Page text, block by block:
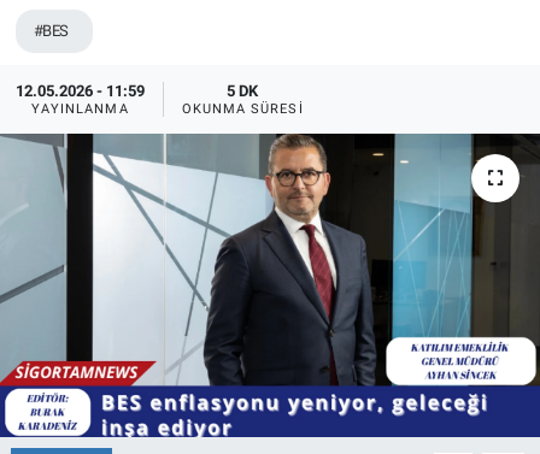
#BES
12.05.2026 - 11:59
YAYINLANMA
5 DK
OKUNMA SÜRESI